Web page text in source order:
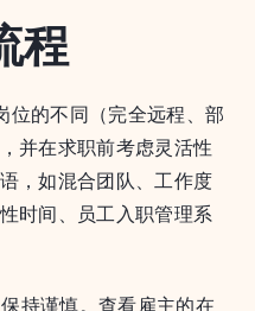
程
位的不同（完全远程、部
并在求职前考虑灵活性
，如混合团队、工作度
时间、员工入职管理系
保持谨慎。查看雇主的在